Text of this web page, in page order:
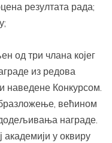
резултата рада;
од три члана којег
из редова
наведене Конкурсом.
већином
награде.
у оквиру